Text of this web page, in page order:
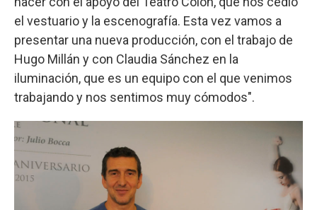
el vestuario y la escenografía. Esta vez vamos a
presentar una nueva producción, con el trabajo de
Hugo Millán y con Claudia Sánchez en la
iluminación, que es un equipo con el que venimos
trabajando y nos sentimos muy cómodos".